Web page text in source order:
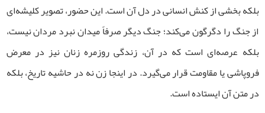
بلکه بخشی از کنش انسانی در دل آن است. این حضور، تصویر کلیشه‌ای
از جنگ را دگرگون می‌کند؛ جنگ دیگر صرفاً میدان نبرد مردان نیست،
بلکه عرصه‌ای است که در آن، زندگی روزمره زنان نیز در معرض
فروپاشی یا مقاومت قرار می‌گیرد. در اینجا زن نه در حاشیه تاریخ، بلکه
در متن آن ایستاده است.